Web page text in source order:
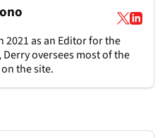
2021 as an Editor for the
oversees most of the
the site.